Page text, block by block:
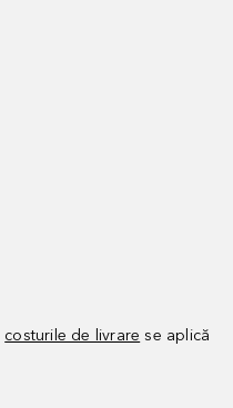
costurile de livrare se aplică